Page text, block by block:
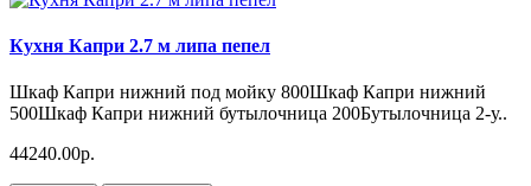
Кухня Капри 2.7 м липа пепел
Шкаф Капри нижний под мойку 800Шкаф Капри нижний
500Шкаф Капри нижний бутылочница 200Бутылочница 2-у..
44240.00р.